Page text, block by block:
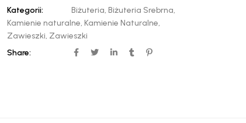
Kategorii:
Biżuteria, Biżuteria Srebrna,
Kamienie naturalne, Kamienie Naturalne,
Zawieszki, Zawieszki
Share: